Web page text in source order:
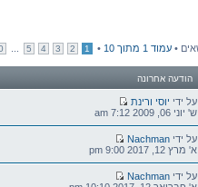
עמוד 1 מתוך 10
•
1
2
3
4
5
הודעה אחרונה
הודעה
אחרונה
על ידי יוסי ורינת
ש' יוני 06, 2009 7:12 am
הודעה
אחרונה
על ידי Nachman
א' מרץ 12, 2017 9:00 pm
הודעה
על ידי Nachman